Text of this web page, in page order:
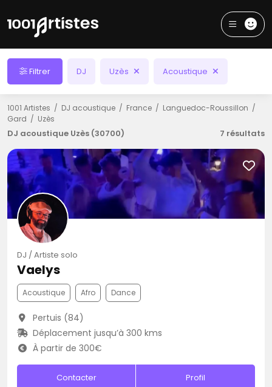
Filtrer DJ Uzès Acoustique
1001 Artistes DJ acoustique France
Languedoc-Roussillon
Gard
Uzès
DJ acoustique Uzès (30700) 7 résultats
DJ / Artiste solo
Vaelys
Acoustique Afro Dance
Pertuis (84)
Déplacement jusqu’à 300 kms
À partir de 300€
Contacter Profil